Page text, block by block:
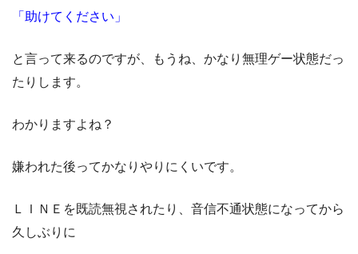
「助けてください」
と言って来るのですが、もうね、かなり無理ゲー状態だっ
たりします。
わかりますよね？
嫌われた後ってかなりやりにくいです。
ＬＩＮＥを既読無視されたり、音信不通状態になってから
久しぶりに